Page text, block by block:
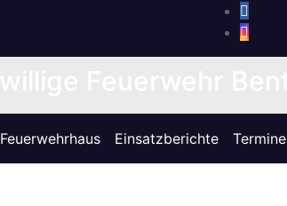
Feuerwehrhaus Einsatzberichte Termine